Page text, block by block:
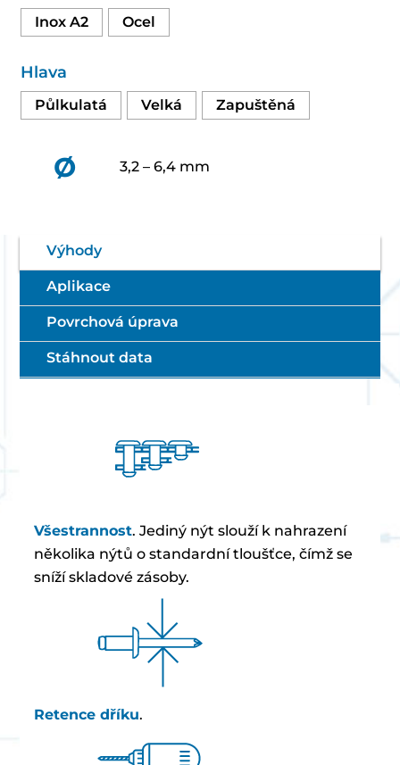
Inox A2 Ocel
Hlava
Půlkulatá Velká Zapuštěná
Ø 3,2 – 6,4 mm
Výhody
Aplikace
Povrchová úprava
Stáhnout data
Všestrannost. Jediný nýt slouží k nahrazení
několika nýtů o standardní tloušťce, čímž se
sníží skladové zásoby.
Retence dříku.